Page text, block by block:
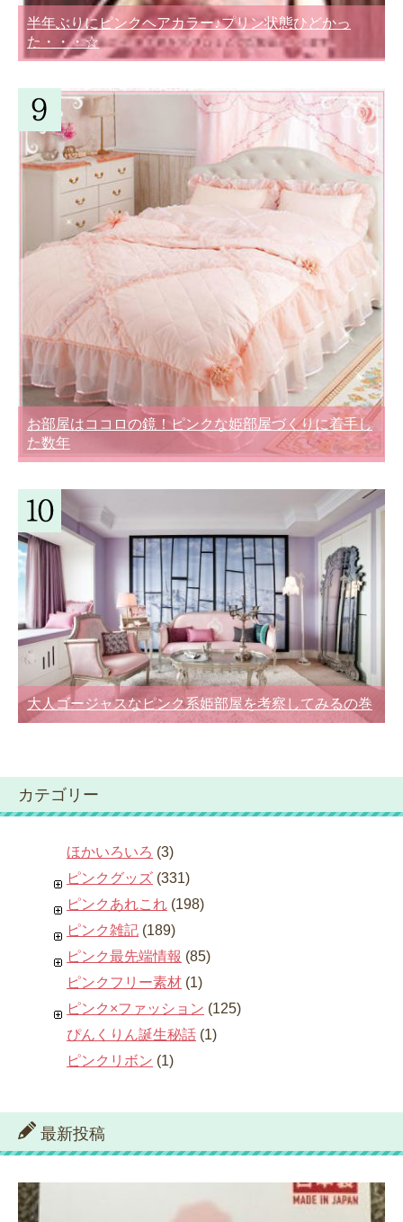
半年ぶりにピンクヘアカラー♪プリン状態ひどかっ
た・・・☆
お部屋はココロの鏡！ピンクな姫部屋づくりに着手し
た数年
大人ゴージャスなピンク系姫部屋を考察してみるの巻
カテゴリー
ほかいろいろ (3)
ピンクグッズ (331)
ピンクあれこれ (198)
ピンク雑記 (189)
ピンク最先端情報 (85)
ピンクフリー素材 (1)
ピンク×ファッション (125)
ぴんくりん誕生秘話 (1)
ピンクリボン (1)
最新投稿